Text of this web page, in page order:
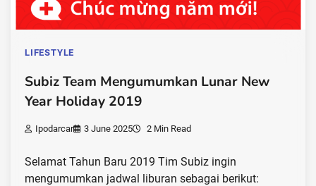
LIFESTYLE
Subiz Team Mengumumkan Lunar New
Year Holiday 2019
Ipodarcar 3 June 2025 2 Min Read
Selamat Tahun Baru 2019 Tim Subiz ingin
mengumumkan jadwal liburan sebagai berikut: